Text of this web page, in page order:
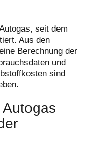
seit dem
Aus den
Berechnung der
und
sind